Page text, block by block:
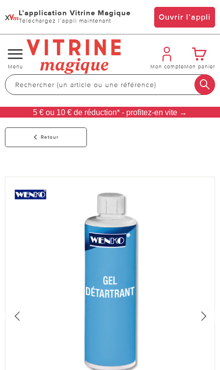
x L’application Vitrine Magique
Téléchargez l’appli maintenant Ouvrir l’appli
Changer
de
navigation
Menu Mon compteMon panier
5 € ou 10 € de réduction* - profitez-en vite →
Retour